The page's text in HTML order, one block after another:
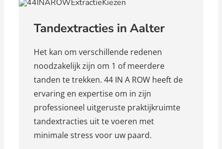
Tandextracties in Aalter
Het kan om verschillende redenen
noodzakelijk zijn om 1 of meerdere
tanden te trekken. 44 IN A ROW heeft de
ervaring en expertise om in zijn
professioneel uitgeruste praktijkruimte
tandextracties uit te voeren met
minimale stress voor uw paard.